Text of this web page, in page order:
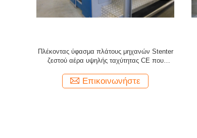
380V μετά από τη συνεχή μηχανή Stenter
ζεστού αέρα λεύκανσης που λειτουργεί 60T
Επικοινωνήστε